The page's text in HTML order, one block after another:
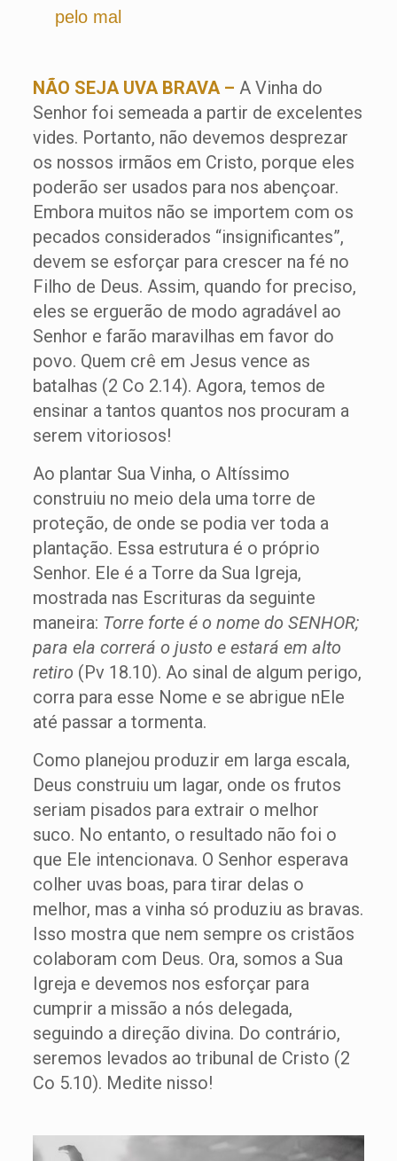
pelo mal
NÃO SEJA UVA BRAVA – A Vinha do
Senhor foi semeada a partir de excelentes
vides. Portanto, não devemos desprezar
os nossos irmãos em Cristo, porque eles
poderão ser usados para nos abençoar.
Embora muitos não se importem com os
pecados considerados “insignificantes”,
devem se esforçar para crescer na fé no
Filho de Deus. Assim, quando for preciso,
eles se erguerão de modo agradável ao
Senhor e farão maravilhas em favor do
povo. Quem crê em Jesus vence as
batalhas (2 Co 2.14). Agora, temos de
ensinar a tantos quantos nos procuram a
serem vitoriosos!
Ao plantar Sua Vinha, o Altíssimo
construiu no meio dela uma torre de
proteção, de onde se podia ver toda a
plantação. Essa estrutura é o próprio
Senhor. Ele é a Torre da Sua Igreja,
mostrada nas Escrituras da seguinte
maneira: Torre forte é o nome do SENHOR;
para ela correrá o justo e estará em alto
retiro (Pv 18.10). Ao sinal de algum perigo,
corra para esse Nome e se abrigue nEle
até passar a tormenta.
Como planejou produzir em larga escala,
Deus construiu um lagar, onde os frutos
seriam pisados para extrair o melhor
suco. No entanto, o resultado não foi o
que Ele intencionava. O Senhor esperava
colher uvas boas, para tirar delas o
melhor, mas a vinha só produziu as bravas.
Isso mostra que nem sempre os cristãos
colaboram com Deus. Ora, somos a Sua
Igreja e devemos nos esforçar para
cumprir a missão a nós delegada,
seguindo a direção divina. Do contrário,
seremos levados ao tribunal de Cristo (2
Co 5.10). Medite nisso!